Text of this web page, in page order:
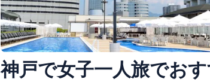
神戸で女子一人旅でお